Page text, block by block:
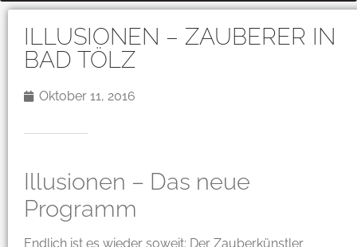
ILLUSIONEN – ZAUBERER IN
BAD TÖLZ
Oktober 11, 2016
Illusionen – Das neue
Programm
Endlich ist es wieder soweit: Der Zauberkünstler